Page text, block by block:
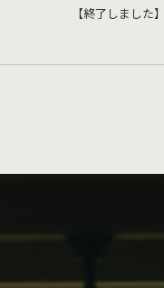
【終了しました